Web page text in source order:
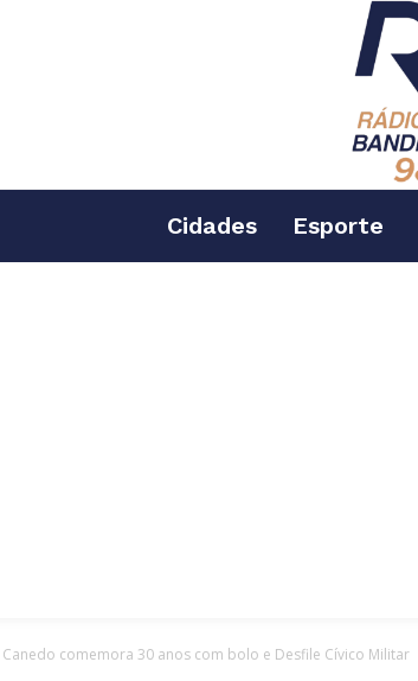
Cidades Esporte
Canedo comemora 30 anos com bolo e Desfile Cívico Militar